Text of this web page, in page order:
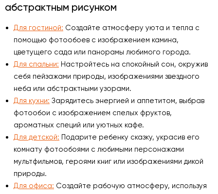
абстрактным рисунком
Для гостиной: Создайте атмосферу уюта и тепла с
помощью фотообоев с изображением камина,
цветущего сада или панорамы любимого города.
Для спальни: Настройтесь на спокойный сон, окружив
себя пейзажами природы, изображениями звездного
неба или абстрактными узорами.
Для кухни: Зарядитесь энергией и аппетитом, выбрав
фотообои с изображением спелых фруктов,
ароматных специй или уютных кафе.
Для детской: Подарите ребенку сказку, украсив его
комнату фотообоями с любимыми персонажами
мультфильмов, героями книг или изображениями дикой
природы.
Для офиса: Создайте рабочую атмосферу, используя